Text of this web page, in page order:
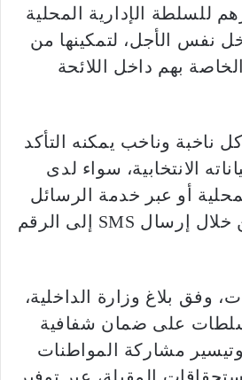
للسلطة الإدارية المحلية
نفس الأجل، لتمكينها من
بهم داخل اللائحة
ناخبة وناخب يمكنه التأكد
الانتخابية، سواء لدى
أو عبر خدمة الرسائل
النصية المجانية من خلال إرسال SMS إلى الرقم
وفق بلاغ وزارة الداخلية،
على ضمان شفافية
وتيسير مشاركة المواطنات
المقبلة، عبر توفير